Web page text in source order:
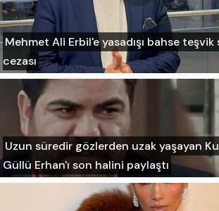
Mehmet Ali Erbil'e yasadışı bahse
cezası
Uzun süredir gözlerden uzak yaşayan
Güllü Erhan'ı son halini paylaştı